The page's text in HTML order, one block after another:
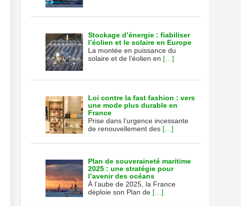
Stockage d’énergie : fiabiliser
l’éolien et le solaire en Europe
La montée en puissance du
solaire et de l’éolien en […]
Loi contre la fast fashion : vers
une mode plus durable en
France
Prise dans l’urgence incessante
de renouvellement des […]
Plan de souveraineté maritime
2025 : une stratégie pour
l’avenir des océans
À l’aube de 2025, la France
déploie son Plan de […]